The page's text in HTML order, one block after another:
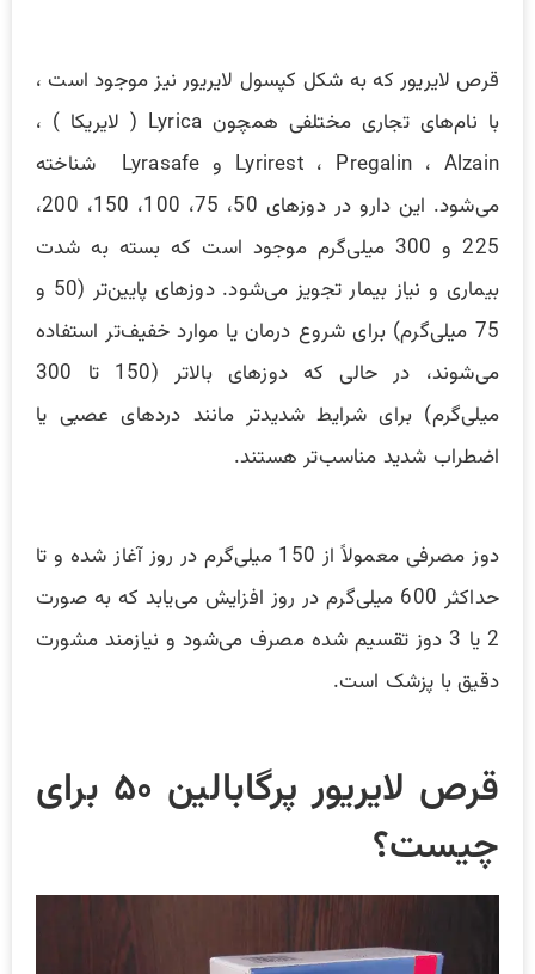
قرص لایریور که به شکل کپسول لایریور نیز موجود است ،
با نام‌های تجاری مختلفی همچون Lyrica ( لایریکا ) ،
Lyrirest ، Pregalin ، Alzain و Lyrasafe شناخته
می‌شود. این دارو در دوزهای 50، 75، 100، 150، 200،
225 و 300 میلی‌گرم موجود است که بسته به شدت
بیماری و نیاز بیمار تجویز می‌شود. دوزهای پایین‌تر (50 و
75 میلی‌گرم) برای شروع درمان یا موارد خفیف‌تر استفاده
می‌شوند، در حالی که دوزهای بالاتر (150 تا 300
میلی‌گرم) برای شرایط شدیدتر مانند دردهای عصبی یا
اضطراب شدید مناسب‌تر هستند.
دوز مصرفی معمولاً از 150 میلی‌گرم در روز آغاز شده و تا
حداکثر 600 میلی‌گرم در روز افزایش می‌یابد که به‌ صورت
2 یا 3 دوز تقسیم‌ شده مصرف می‌شود و نیازمند مشورت
دقیق با پزشک است.
قرص لایریور پرگابالین ۵۰ برای
چیست؟